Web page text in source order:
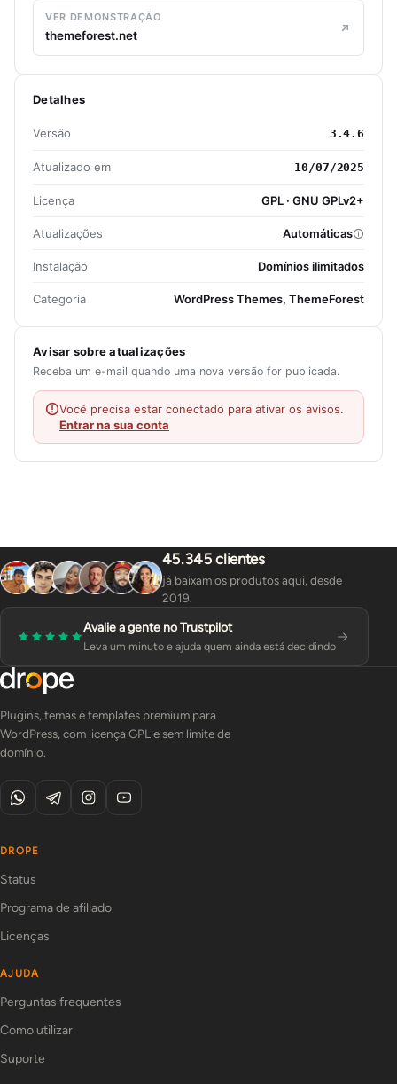
VER DEMONSTRAÇÃO
themeforest.net
Detalhes
Versão 3.4.6
Atualizado em 10/07/2025
Licença GPL · GNU GPLv2+
Atualizações Automáticas
Instalação Domínios ilimitados
Categoria WordPress Themes, ThemeForest
Avisar sobre atualizações
Receba um e-mail quando uma nova versão for publicada.
Você precisa estar conectado para ativar os avisos.
Entrar na sua conta
45.345 clientes
já baixam os produtos aqui, desde
2019.
Avalie a gente no Trustpilot
Leva um minuto e ajuda quem ainda está decidindo
Plugins, temas e templates premium para
WordPress, com licença GPL e sem limite de
domínio.
DROPE
Status
Programa de afiliado
Licenças
AJUDA
Perguntas frequentes
Como utilizar
Suporte